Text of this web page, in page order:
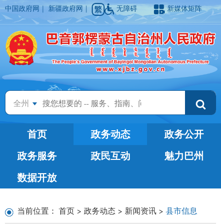
中国政府网 ｜新疆政府网 ｜ 无障碍 新媒体矩阵
全州
首页 政务动态
政务公开
政务服务
政民互动
魅力巴州
数据开放
当前位置： 首页 > 政务动态 > 新闻资讯 > 县市信息